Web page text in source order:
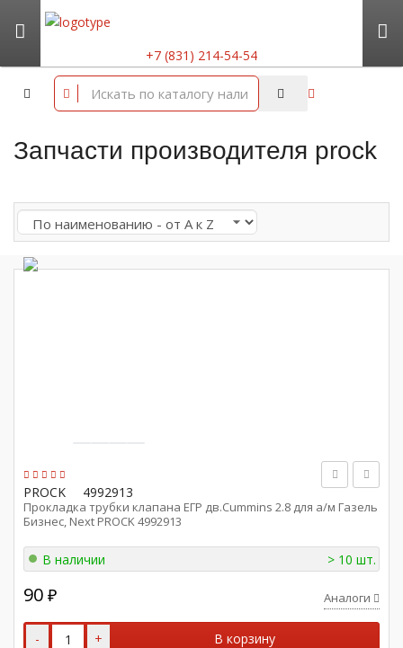
+7 (831) 214-54-54
Запчасти производителя prock
PROCK 4992913
Прокладка трубки клапана ЕГР дв.Cummins 2.8 для а/м Газель
Бизнес, Next PROCK 4992913
В наличии > 10 шт.
90 ₽ Аналоги
- + В корзину